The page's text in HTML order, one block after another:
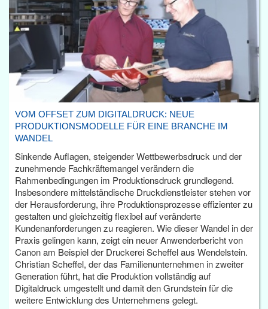
VOM OFFSET ZUM DIGITALDRUCK: NEUE
PRODUKTIONSMODELLE FÜR EINE BRANCHE IM
WANDEL
Sinkende Auflagen, steigender Wettbewerbsdruck und der
zunehmende Fachkräftemangel verändern die
Rahmenbedingungen im Produktionsdruck grundlegend.
Insbesondere mittelständische Druckdienstleister stehen vor
der Herausforderung, ihre Produktionsprozesse effizienter zu
gestalten und gleichzeitig flexibel auf veränderte
Kundenanforderungen zu reagieren. Wie dieser Wandel in der
Praxis gelingen kann, zeigt ein neuer Anwenderbericht von
Canon am Beispiel der Druckerei Scheffel aus Wendelstein.
Christian Scheffel, der das Familienunternehmen in zweiter
Generation führt, hat die Produktion vollständig auf
Digitaldruck umgestellt und damit den Grundstein für die
weitere Entwicklung des Unternehmens gelegt.